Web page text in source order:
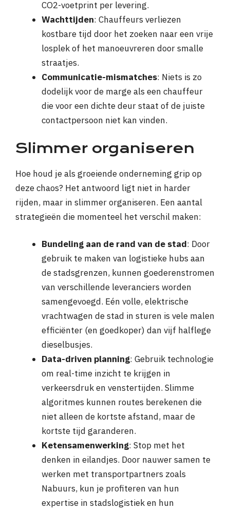
CO2-voetprint per levering.
Wachttijden: Chauffeurs verliezen
kostbare tijd door het zoeken naar een vrije
losplek of het manoeuvreren door smalle
straatjes.
Communicatie-mismatches: Niets is zo
dodelijk voor de marge als een chauffeur
die voor een dichte deur staat of de juiste
contactpersoon niet kan vinden.
Slimmer organiseren
Hoe houd je als groeiende onderneming grip op
deze chaos? Het antwoord ligt niet in harder
rijden, maar in slimmer organiseren. Een aantal
strategieën die momenteel het verschil maken:
Bundeling aan de rand van de stad: Door
gebruik te maken van logistieke hubs aan
de stadsgrenzen, kunnen goederenstromen
van verschillende leveranciers worden
samengevoegd. Eén volle, elektrische
vrachtwagen de stad in sturen is vele malen
efficiënter (en goedkoper) dan vijf halflege
dieselbusjes.
Data-driven planning: Gebruik technologie
om real-time inzicht te krijgen in
verkeersdruk en venstertijden. Slimme
algoritmes kunnen routes berekenen die
niet alleen de kortste afstand, maar de
kortste tijd garanderen.
Ketensamenwerking: Stop met het
denken in eilandjes. Door nauwer samen te
werken met transportpartners zoals
Nabuurs, kun je profiteren van hun
expertise in stadslogistiek en hun